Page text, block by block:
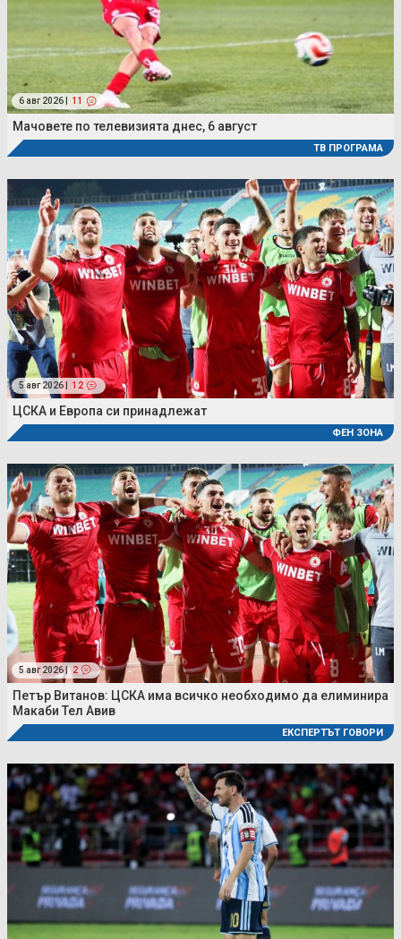
6 авг 2026 | 11
Мачовете по телевизията днес, 6 август
ТВ ПРОГРАМА
5 авг 2026 | 12
ЦСКА и Европа си принадлежат
ФЕН ЗОНА
5 авг 2026 | 2
Петър Витанов: ЦСКА има всичко необходимо да елиминира
Макаби Тел Авив
ЕКСПЕРТЪТ ГОВОРИ